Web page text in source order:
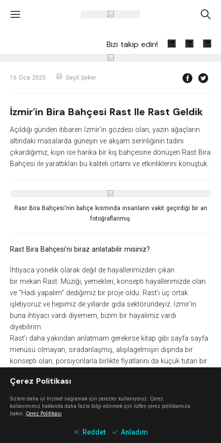
' A
Bizi takip edin!
16 Oca 2020 Seçil Şeker
İzmir'in Bira Bahçesi Rast Ile Rast Geldik
Açıldığı günden itibaren İzmir'in gözdesi olan, yazın ağaçların
altındaki masalarda güneşin ve akşam serinliğinin tadını
çıkardığımız, kışın ise harika bir kış bahçesine dönüşen Rast Bira
Bahçesi ile yarattıkları bu kaliteli ortamı ve etkinliklerini konuştuk.
Rasr Bira Bahçesi'nin bahçe kısmında insanların vakit geçirdiği bir an
fotoğraflanmış.
Rast Bira Bahçesi’ni biraz anlatabilir misiniz?
İhtiyaca yönelik olarak değil de hayallerimizden çıkan
bir mekan Rast. Müziği, yemekleri, konsepti hayallerimizde olan
ve "Hadi yapalım" dediğimiz bir proje oldu. Rast'ı üç ortak
işletiyoruz ve hepimiz de yıllardır gıda sektöründeyiz. İzmir’in
buna ihtiyacı vardı diyemem, bizim bir hayalimiz vardı
diyebilirim.
Rast’ı daha yakından anlatmam gerekirse kitap gibi sayfa sayfa
menüsü olmayan, sıradanlaşmış, alışılagelmişin dışında bir
konsepti olan, porsiyonlarla birlikte fiyatlarını da küçük tutan bir
denensin, ulaşılabilir olsun istedik. İzmir çok güneşli ve sıcak bir
şehir ve biralar 50’lik 70’lik bardaklarda servis edildiğinde
yarısına gelmeden ısınıyor. O yüzden 25’lik bardaklarla servis
ediyoruz.
Çerez Politikası
Sizlere daha iyi hizmet sağlamak için çerezler kullanıyoruz. Çerez
kullanımımız hakkında daha fazla bilgi edinmek için lütfen çerez politikamıza
bakın. Çerez Politikası
Reddet Anladım